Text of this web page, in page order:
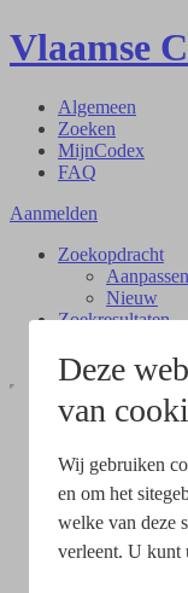
Deze
van
Wij gebruiken
en om het
welke van deze
verleent. U kunt
Vlaamse
Algemeen
Zoeken
MijnCodex
FAQ
Aanmelden
Zoekopdracht
Aanpassen
Nieuw
Zoekresultaten